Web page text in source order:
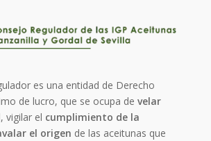
es una entidad de Derecho
de lucro, que se ocupa develar
, vigilar el cumplimiento de la
el origen de las aceitunas que